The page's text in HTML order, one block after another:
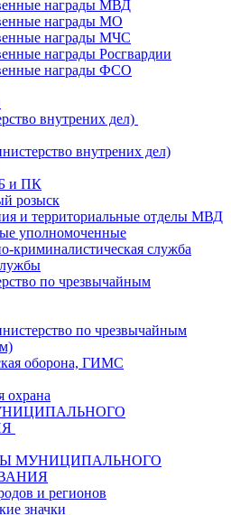
награды МВД
награды МО
награды МЧС
награды Росгвардии
награды ФСО
внутрених дел)
внутрених дел)
и ПК
розыск
и территориальные отделы МВД
уполномоченные
криминалистическая служба
по чрезвычайным
по чрезвычайным
оборона, ГИМС
охрана
МУНИЦИПАЛЬНОГО
и регионов
значки